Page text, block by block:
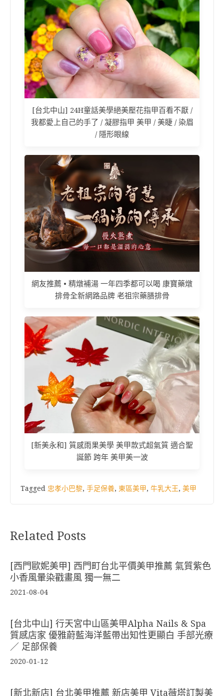
[台北中山] 24H童話美學絕美壓花指甲百看不厭 /
我都愛上自己的手了 / 凝膠指甲 美甲 / 美睫 / 染眉
/ 隱形眼線
網友推薦 • 精燉補湯 一年四季都可以喝 康寶藥燉
排骨全新網路品牌 老祖宗藥膳排骨
[新美永和] 質感雨果美學 美甲款式超氣質 適合聖
誕節 跨年 美甲美一波
Tagged 忠孝小巴黎, 手足保養, 東區美甲, 牛乳大王, 美甲
Related Posts
[西門歐妮美甲] 西門町台北平價美甲推薦 氣質紫色
小香風暈染戳畫風 獨一無二
2021-08-04
[台北中山] 行天宮中山區美甲Alpha Nails & Spa
質感店家 優雅蔚藍海洋藍帶出知性更顯白 手部光療
／ 足部保養
2020-01-12
[新北新店] 台北美甲推薦 新店美甲 Vita薇塔訂製美